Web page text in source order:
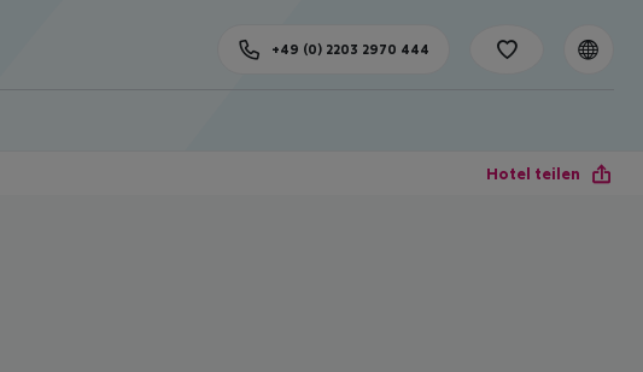
+49 (0) 2203 2970 444
Hotel teilen